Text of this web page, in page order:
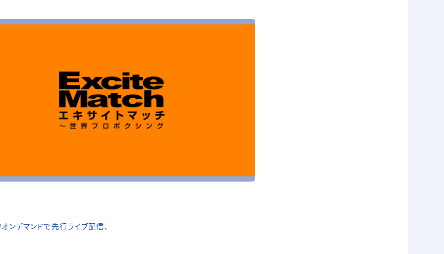
ンデマンドで先行ライブ配信、